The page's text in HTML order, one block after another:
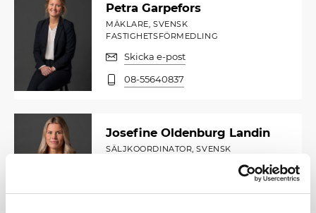
Petra Garpefors
MÄKLARE, SVENSK
FASTIGHETSFÖRMEDLING
Skicka e-post
08-55640837
Josefine Oldenburg Landin
SÄLJKOORDINATOR, SVENSK